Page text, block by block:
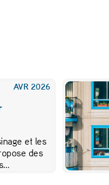
AVR 2026
et les
des